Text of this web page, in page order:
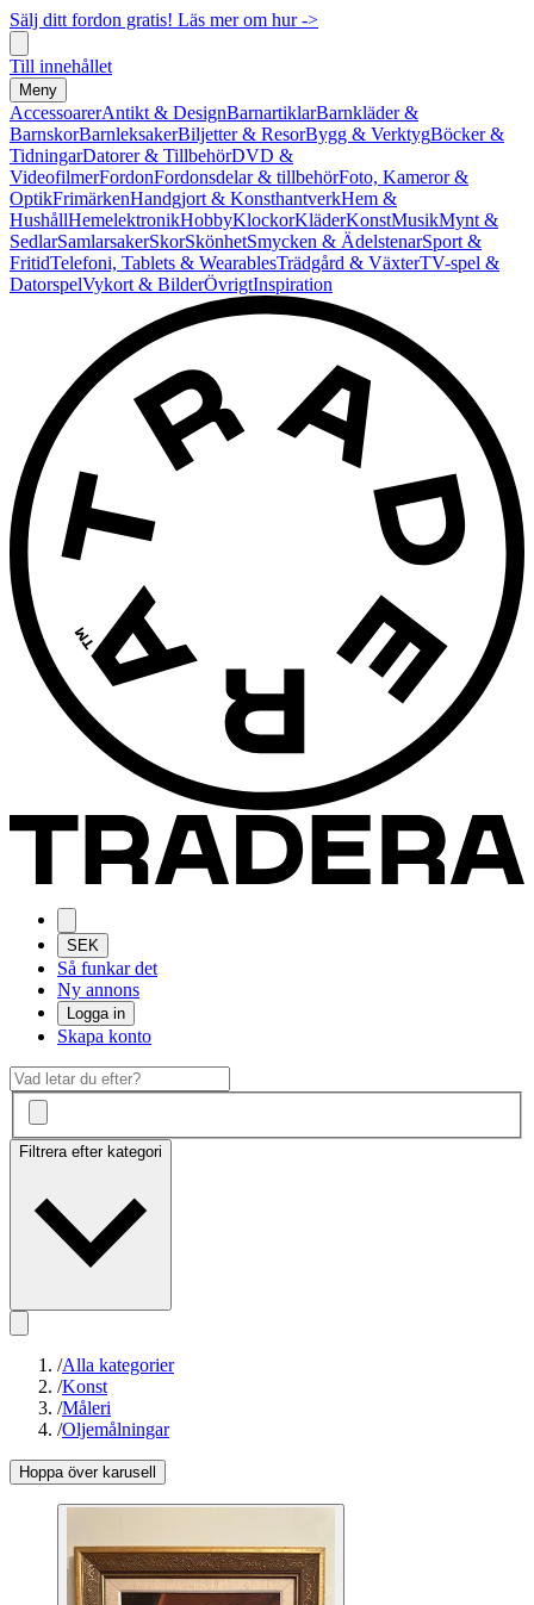
Sälj ditt fordon gratis! Läs mer om hur ->
Till innehållet
Meny
AccessoarerAntikt & DesignBarnartiklarBarnkläder &
BarnskorBarnleksakerBiljetter & ResorBygg & VerktygBöcker &
TidningarDatorer & TillbehörDVD &
VideofilmerFordonFordonsdelar & tillbehörFoto, Kameror &
OptikFrimärkenHandgjort & KonsthantverkHem &
HushållHemelektronikHobbyKlockorKläderKonstMusikMynt &
SedlarSamlarsakerSkorSkönhetSmycken & ÄdelstenarSport &
FritidTelefoni, Tablets & WearablesTrädgård & VäxterTV-spel &
DatorspelVykort & BilderÖvrigtInspiration
SEK
Så funkar det
Ny annons
Logga in
Skapa konto
Filtrera efter kategori
/Alla kategorier
/Konst
/Måleri
/Oljemålningar
Hoppa över karusell